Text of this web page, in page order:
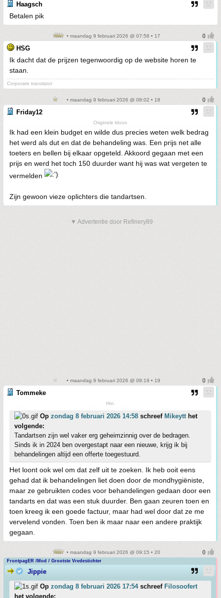
Haagsch
Betalen pik
• maandag 9 februari 2026 @ 07:58 • 17
HSG
Ik dacht dat de prijzen tegenwoordig op de website horen te
staan.
Corporate translator
• maandag 9 februari 2026 @ 08:02 • 18
Friday12
Originele kloon
Ik had een klein budget en wilde dus precies weten welk bedrag
het werd als dut en dat de behandeling was. Een prijs net alle
toeters en bellen bij elkaar opgeteld. Akkoord gegaan met een
prijs en werd het toch 150 duurder want hij was wat vergeten te
vermelden
Zijn gewoon vieze oplichters die tandartsen.
▼ Advertentie door Refinery89
• maandag 9 februari 2026 @ 08:19 • 19
Tommeke
Hoi.
Op zondag 8 februari 2026 14:58 schreef Mikeytthet
volgende:
Tandartsen zijn wel vaker erg geheimzinnig over de bedragen.
Sinds ik in 2024 ben overgestapt naar een nieuwe, krijg ik bij
behandelingen altijd een offerte toegestuurd.
Het loont ook wel om dat zelf uit te zoeken. Ik heb ooit eens
gehad dat ik behandelingen liet doen door de mondhygiëniste,
maar ze gebruikten codes voor behandelingen gedaan door een
tandarts en dat was een stuk duurder. Ben gaan zeuren toen en
toen kreeg ik een goede factuur, maar had wel door dat ze me
vervelend vonden. Toen ben ik maar naar een andere praktijk
gegaan.
• maandag 9 februari 2026 @ 09:15 • 20
FrontpagER /Mod / Grootste Vredestichter
Jippie
Op zondag 8 februari 2026 17:54schreef Filosoofert
het volgende: